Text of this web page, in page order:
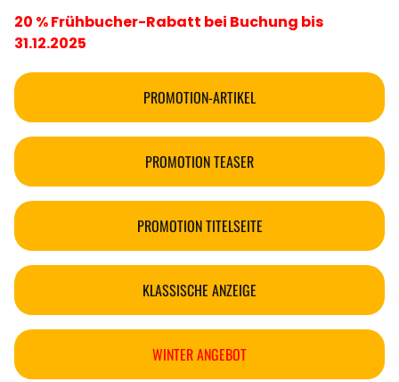
20 % Frühbucher-Rabatt bei Buchung bis
31.12.2025
PROMOTION-ARTIKEL
PROMOTION TEASER
PROMOTION TITELSEITE
KLASSISCHE ANZEIGE
WINTER ANGEBOT